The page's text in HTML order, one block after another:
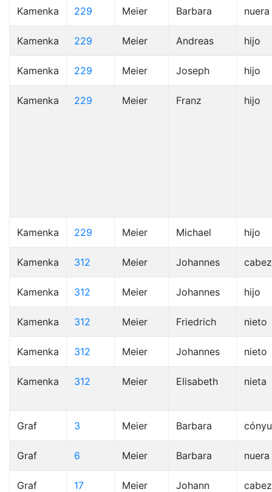
Kamenka 229 Meier Barbara nuera
Kamenka 229 Meier Andreas hijo
Kamenka 229 Meier Joseph hijo
Kamenka 229 Meier Franz hijo
Kamenka 229 Meier Michael hijo
Kamenka 312 Meier Johannes
Kamenka 312 Meier Johannes hijo
Kamenka 312 Meier Friedrich nieto
Kamenka 312 Meier Johannes nieto
Kamenka 312 Meier Elisabeth nieta
Graf 3 Meier Barbara
Graf 6 Meier Barbara nuera
Graf 17 Meier
Johann